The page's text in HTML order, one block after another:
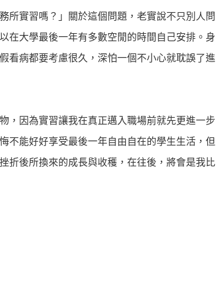
所實習嗎？」關於這個問題，老實說不只別人問
在大學最後一年有多數空閒的時間自己安排。身
看病都要考慮很久，深怕一個不小心就耽誤了進
，因為實習讓我在真正邁入職場前就先更進一步
不能好好享受最後一年自由自在的學生生活，但
折後所換來的成長與收穫，在往後，將會是我比